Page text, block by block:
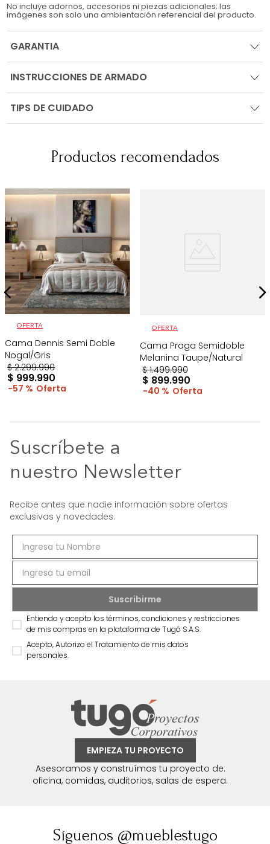
No incluye adornos, accesorios ni piezas adicionales; las
imágenes son solo una ambientación referencial del producto.
GARANTIA
INSTRUCCIONES DE ARMADO
TIPS DE CUIDADO
Productos recomendados
OFERTA
Cama Dennis Semi Doble
Nogal/Gris
$ 2.299.990
$ 999.990
57 %
OFERTA
Cama Praga Semidoble
Melanina Taupe/Natural
$ 1.499.990
$ 899.990
40 %
Suscríbete a
nuestro Newsletter
Recibe antes que nadie información sobre ofertas
exclusivas y novedades.
Entiendo y acepto los términos, condiciones y restricciones
de mis compras en la plataforma de Tugó S.A.S.
Acepto, Autorizo el Tratamiento de mis datos
personales.
EMPIEZA TU PROYECTO
Asesoramos y construímos tu proyecto de:
oficina, comidas, auditorios, salas de espera.
Síguenos @mueblestugo